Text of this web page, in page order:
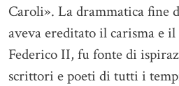
Caroli». La drammatica fine
aveva ereditato il carisma e
Federico II, fu fonte di
scrittori e poeti di tutti i